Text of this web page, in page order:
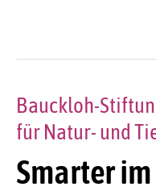
Smarter
Bauckloh-
für Natur- und